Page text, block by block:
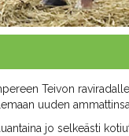
Teivon
uuden
jo selkeästi